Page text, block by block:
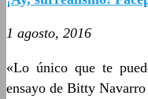
1 agosto, 2016
«Lo único que te
ensayo de Bitty